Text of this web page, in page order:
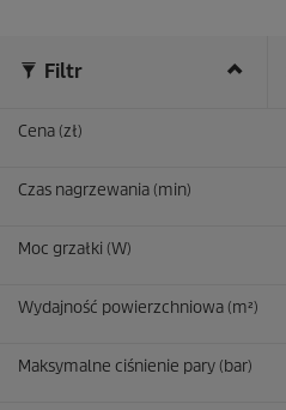
Filtr
Cena (zł)
Czas nagrzewania (min)
Moc grzałki (W)
Wydajność powierzchniowa (m²)
Maksymalne ciśnienie pary (bar)